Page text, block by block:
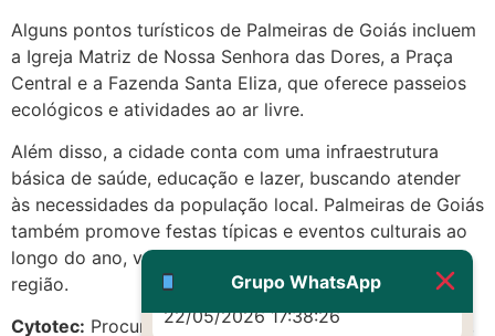
Alguns pontos turísticos de Palmeiras de Goiás incluem
a Igreja Matriz de Nossa Senhora das Dores, a Praça
Central e a Fazenda Santa Eliza, que oferece passeios
ecológicos e atividades ao ar livre.
Além disso, a cidade conta com uma infraestrutura
básica de saúde, educação e lazer, buscando atender
às necessidades da população local. Palmeiras de Goiás
também promove festas típicas e eventos culturais ao
longo do ano, valorizando a cultura e as tradições da
região.
Cytotec: Procurando citoteque em Palmeiras de Goiás,
Grupo WhatsApp
(879121**** em
http://www.proaborto.com)
Deve ser um corrimento normal
mesmo
22/05/2026 17:19:47
G (1199866**** em
http://www.proaborto.com)
Muito obrigadaaaaa
22/05/2026 17:38:26